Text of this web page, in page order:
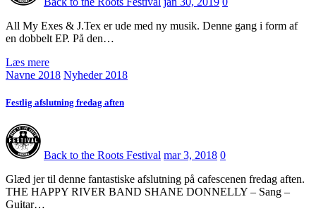
All My Exes & J.Tex er ude med ny musik. Denne gang i form af
en dobbelt EP. På den…
Læs mere
Navne 2018 Nyheder 2018
Festlig afslutning fredag aften
Back to the Roots Festival mar 3, 2018 0
Glæd jer til denne fantastiske afslutning på cafescenen fredag aften.
THE HAPPY RIVER BAND SHANE DONNELLY – Sang –
Guitar…